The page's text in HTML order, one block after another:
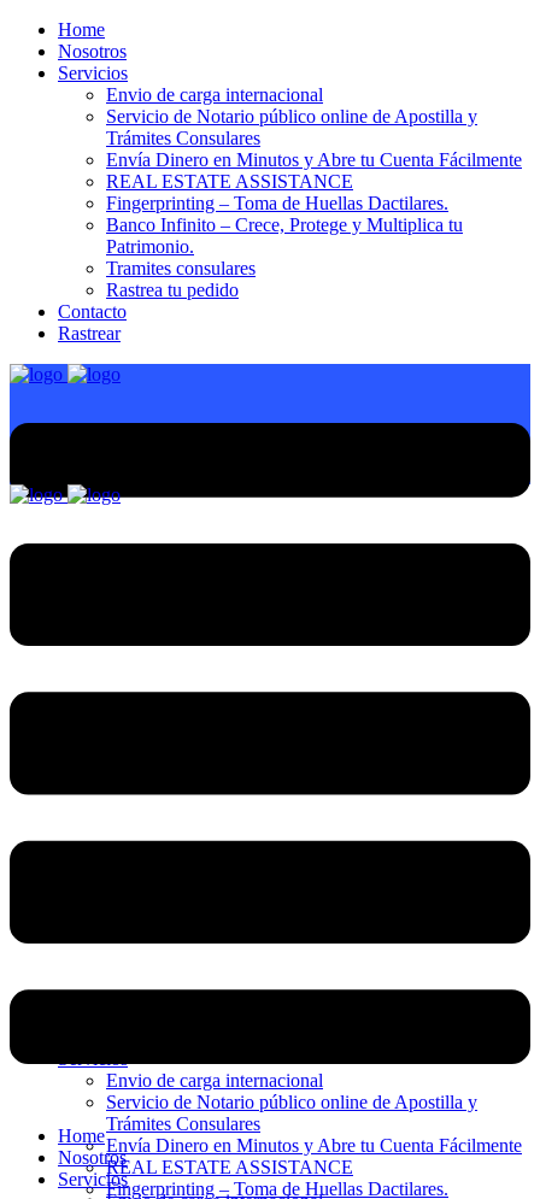
Home
Nosotros
Servicios
Envio de carga internacional
Servicio de Notario público online de Apostilla y
Trámites Consulares
Envía Dinero en Minutos y Abre tu Cuenta Fácilmente
REAL ESTATE ASSISTANCE
Fingerprinting – Toma de Huellas Dactilares.
Banco Infinito – Crece, Protege y Multiplica tu
Patrimonio.
Tramites consulares
Rastrea tu pedido
Contacto
Rastrear
Envio de carga internacional
Servicio de Notario público online de Apostilla y
Trámites Consulares
Envía Dinero en Minutos y Abre tu Cuenta Fácilmente
REAL ESTATE ASSISTANCE
Fingerprinting – Toma de Huellas Dactilares.
Home
Nosotros
Servicios